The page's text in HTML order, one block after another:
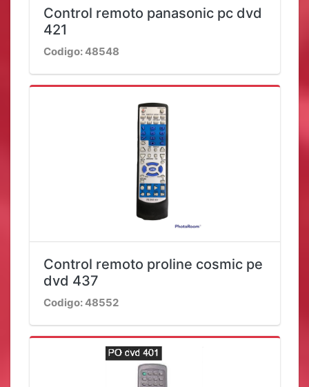
Control remoto panasonic pc dvd
421
Codigo: 48548
Control remoto proline cosmic pe
dvd 437
Codigo: 48552